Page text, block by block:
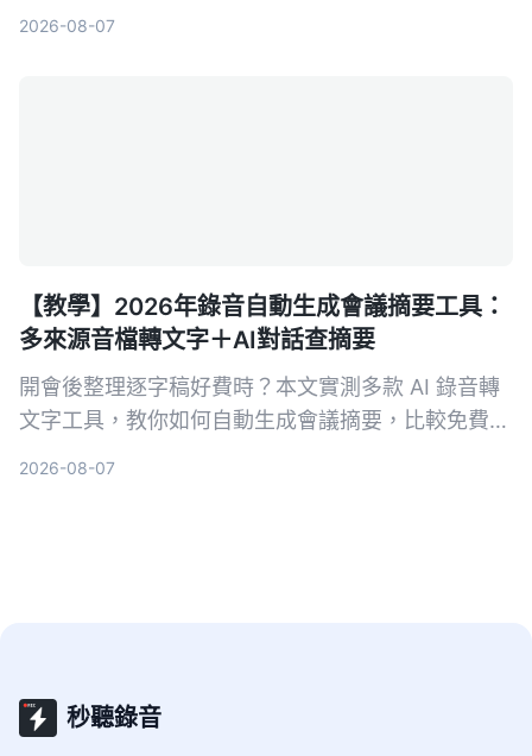
2026-08-07
【教學】2026年錄音自動生成會議摘要工具：
多來源音檔轉文字＋AI對話查摘要
開會後整理逐字稿好費時？本文實測多款 AI 錄音轉
文字工具，教你如何自動生成會議摘要，比較免費與
2026-08-07
秒聽錄音